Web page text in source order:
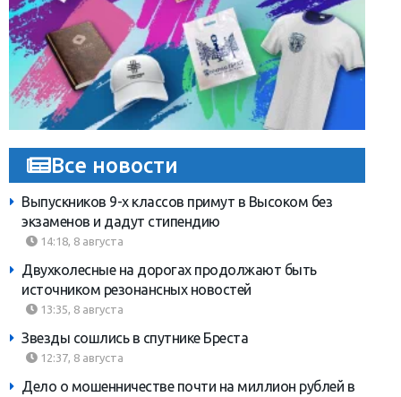
Все новости
Выпускников 9-х классов примут в Высоком без
экзаменов и дадут стипендию
14:18, 8 августа
Двухколесные на дорогах продолжают быть
источником резонансных новостей
13:35, 8 августа
Звезды сошлись в спутнике Бреста
12:37, 8 августа
Дело о мошенничестве почти на миллион рублей в